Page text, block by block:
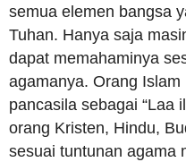
semua elemen bangsa
Tuhan. Hanya saja
dapat memahaminya
agamanya. Orang
pancasila sebagai “Laa
orang Kristen, Hindu,
sesuai tuntunan agama